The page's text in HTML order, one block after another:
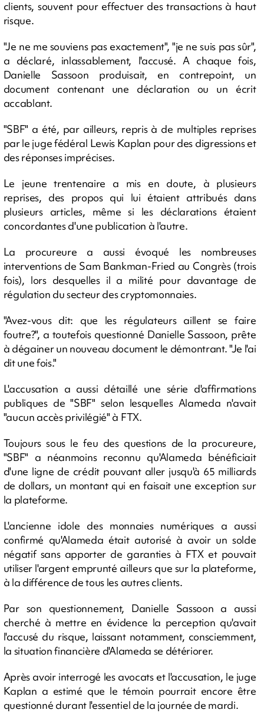
clients, souvent pour effectuer des transactions à haut
risque.
"Je ne me souviens pas exactement", "je ne suis pas sûr",
a déclaré, inlassablement, l'accusé. A chaque fois,
Danielle Sassoon produisait, en contrepoint, un
document contenant une déclaration ou un écrit
accablant.
"SBF" a été, par ailleurs, repris à de multiples reprises
par le juge fédéral Lewis Kaplan pour des digressions et
des réponses imprécises.
Le jeune trentenaire a mis en doute, à plusieurs
reprises, des propos qui lui étaient attribués dans
plusieurs articles, même si les déclarations étaient
concordantes d'une publication à l'autre.
La procureure a aussi évoqué les nombreuses
interventions de Sam Bankman-Fried au Congrès (trois
fois), lors desquelles il a milité pour davantage de
régulation du secteur des cryptomonnaies.
"Avez-vous dit: que les régulateurs aillent se faire
foutre?", a toutefois questionné Danielle Sassoon, prête
à dégainer un nouveau document le démontrant. "Je l'ai
dit une fois."
L'accusation a aussi détaillé une série d'affirmations
publiques de "SBF" selon lesquelles Alameda n'avait
"aucun accès privilégié" à FTX.
Toujours sous le feu des questions de la procureure,
"SBF" a néanmoins reconnu qu'Alameda bénéficiait
d'une ligne de crédit pouvant aller jusqu'à 65 milliards
de dollars, un montant qui en faisait une exception sur
la plateforme.
L'ancienne idole des monnaies numériques a aussi
confirmé qu'Alameda était autorisé à avoir un solde
négatif sans apporter de garanties à FTX et pouvait
utiliser l'argent emprunté ailleurs que sur la plateforme,
à la différence de tous les autres clients.
Par son questionnement, Danielle Sassoon a aussi
cherché à mettre en évidence la perception qu'avait
l'accusé du risque, laissant notamment, consciemment,
la situation financière d'Alameda se détériorer.
Après avoir interrogé les avocats et l'accusation, le juge
Kaplan a estimé que le témoin pourrait encore être
questionné durant l'essentiel de la journée de mardi.